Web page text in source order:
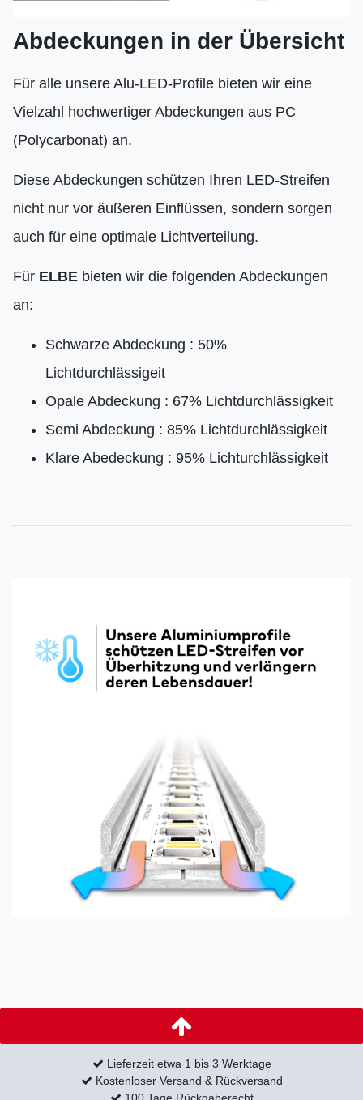
Abdeckungen in der Übersicht
Für alle unsere Alu-LED-Profile bieten wir eine
Vielzahl hochwertiger Abdeckungen aus PC
(Polycarbonat) an.
Diese Abdeckungen schützen Ihren LED-Streifen
nicht nur vor äußeren Einflüssen, sondern sorgen
auch für eine optimale Lichtverteilung.
Für ELBE bieten wir die folgenden Abdeckungen
an:
Schwarze Abdeckung : 50%
Lichtdurchlässigeit
Opale Abdeckung : 67% Lichtdurchlässigkeit
Semi Abdeckung : 85% Lichtdurchlässigkeit
Klare Abedeckung : 95% Lichturchlässigkeit
Lieferzeit etwa 1 bis 3 Werktage
Kostenloser Versand & Rückversand